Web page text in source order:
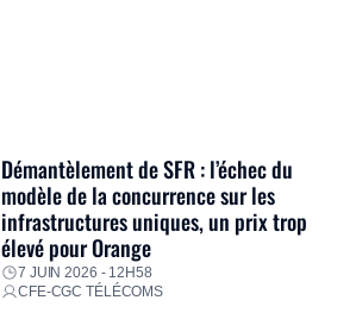
Démantèlement de SFR : l’échec du
modèle de la concurrence sur les
infrastructures uniques, un prix trop
élevé pour Orange
7 JUIN 2026 - 12H58
CFE-CGC TÉLÉCOMS